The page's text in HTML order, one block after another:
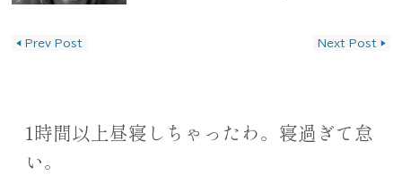
◀ Prev Post Next Post ▶
1時間以上昼寝しちゃったわ。寝過ぎて怠
い。